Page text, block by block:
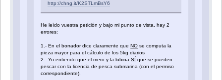
http://chng.it/K2STLmBsY6
He leído vuestra petición y bajo mi punto de vista, hay 2
errores:
1.- En el borrador dice claramente queNO se computa la
pieza mayor para el cálculo de los 5kg diarios
2.- Yo entiendo que el mero y la lubinaSÍ que se pueden
pescar con la licencia de pesca submarina (con el permiso
correspondiente).